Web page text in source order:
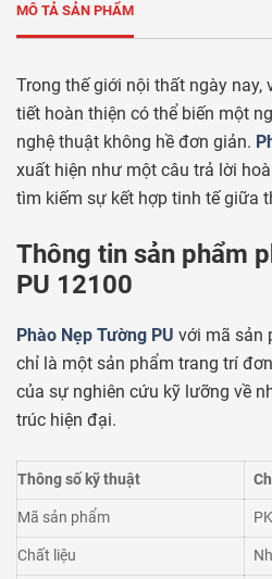
MÔ TẢ SẢN PHẨM
Trong thế giới nội thất ngày nay,
tiết hoàn thiện có thể biến một
nghệ thuật không hề đơn giản.
xuất hiện như một câu trả lời
tìm kiếm sự kết hợp tinh tế giữa
Thông tin sản phẩm
PU 12100
Phào Nẹp Tường PU với mã sản
chỉ là một sản phẩm trang trí
của sự nghiên cứu kỹ lưỡng về
trúc hiện đại.
Thông số kỹ thuật
Mã sản phẩm
Chất liệu